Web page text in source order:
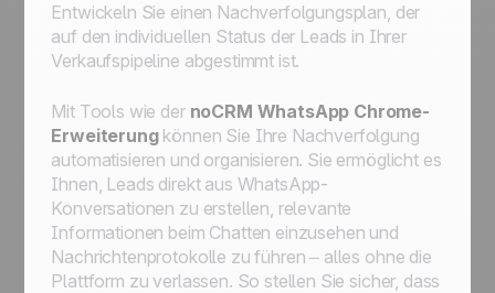
Entwickeln Sie einen Nachverfolgungsplan, der
auf den individuellen Status der Leads in Ihrer
Verkaufspipeline abgestimmt ist.
Mit Tools wie der noCRM WhatsApp Chrome-
Erweiterungkönnen Sie Ihre Nachverfolgung
automatisieren und organisieren. Sie ermöglicht es
Ihnen, Leads direkt aus WhatsApp-
Konversationen zu erstellen, relevante
Informationen beim Chatten einzusehen und
Nachrichtenprotokolle zu führen – alles ohne die
Plattform zu verlassen. So stellen Sie sicher, dass